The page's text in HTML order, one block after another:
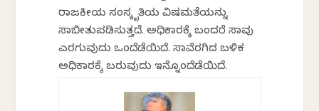
ರಾಜಕೀಯ ಸಂಸ್ಕೃತಿಯ ವಿಷಮತೆಯನ್ನು
ಸಾಬೀತುಪಡಿಸುತ್ತದೆ. ಅಧಿಕಾರಕ್ಕೆ ಬಂದರೆ ಸಾವು
ಎರಗುವುದು ಒಂದೆಡೆಯಿದೆ. ಸಾವೆರಗಿದ ಬಳಿಕ
ಅಧಿಕಾರಕ್ಕೆ ಬರುವುದು ಇನ್ನೊಂದೆಡೆಯಿದೆ.